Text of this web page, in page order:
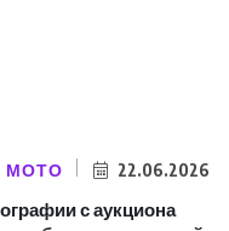
МОТО 22.06.2026
с аукциона